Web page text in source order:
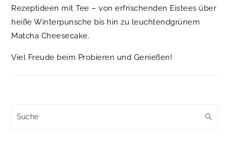
Rezeptideen mit Tee – von erfrischenden Eistees über
heiße Winterpunsche bis hin zu leuchtendgrünem
Matcha Cheesecake.
Viel Freude beim Probieren und Genießen!
Suche